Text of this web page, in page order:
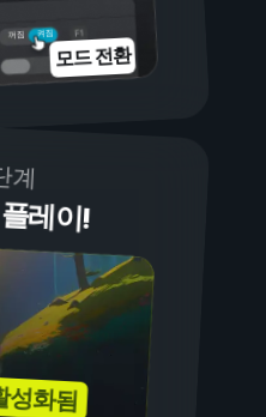
켜짐
꺼짐
모드 전환
계
레이!
성화됨